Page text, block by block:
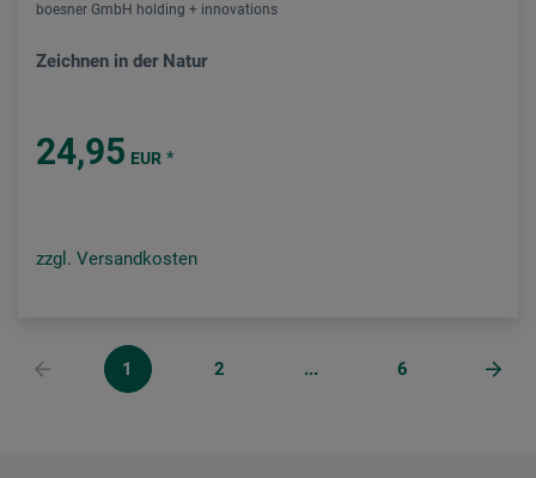
boesner GmbH holding + innovations
Zeichnen in der Natur
24,95 EUR *
zzgl. Versandkosten
1 2 ... 6